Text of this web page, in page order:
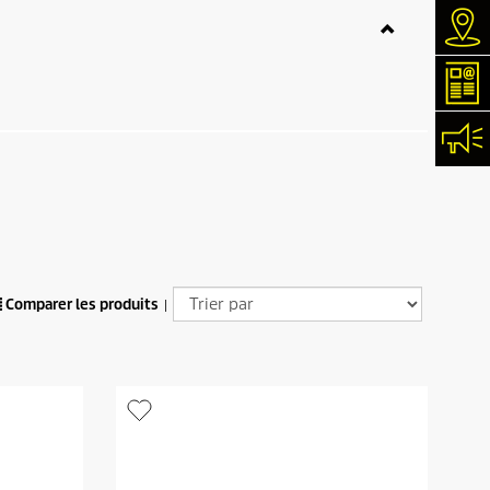
Comparer les produits |